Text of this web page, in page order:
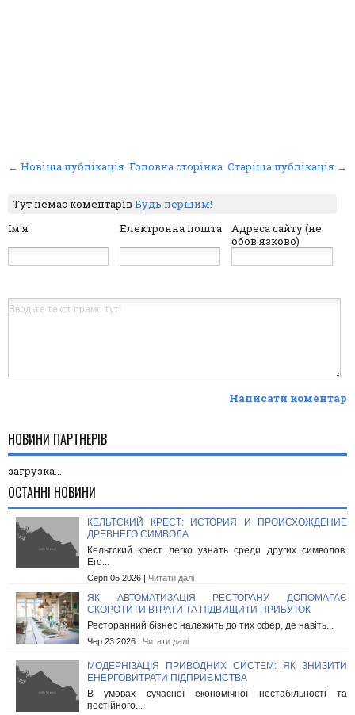
← Новіша публікація Старіша публікація →
Головна сторінка
Тут немає коментарівБудь першим!
Ім'я
Електронна пошта
Адреса сайту (не
обов'язково)
Написати коментар
НОВИНИ ПАРТНЕРІВ
загрузка...
ОСТАННІ НОВИНИ
КЕЛЬТСКИЙ КРЕСТ: ИСТОРИЯ И ПРОИСХОЖДЕНИЕ
ДРЕВНЕГО СИМВОЛА
Кельтский крест легко узнать среди других символов.
Его...
Серп 05 2026 | Читати далі
ЯК АВТОМАТИЗАЦІЯ РЕСТОРАНУ ДОПОМАГАЄ
СКОРОТИТИ ВТРАТИ ТА ПІДВИЩИТИ ПРИБУТОК
Ресторанний бізнес належить до тих сфер, де навіть...
Чер 23 2026 | Читати далі
МОДЕРНІЗАЦІЯ ПРИВОДНИХ СИСТЕМ: ЯК ЗНИЗИТИ
ЕНЕРГОВИТРАТИ ПІДПРИЄМСТВА
В умовах сучасної економічної нестабільності та
постійного...